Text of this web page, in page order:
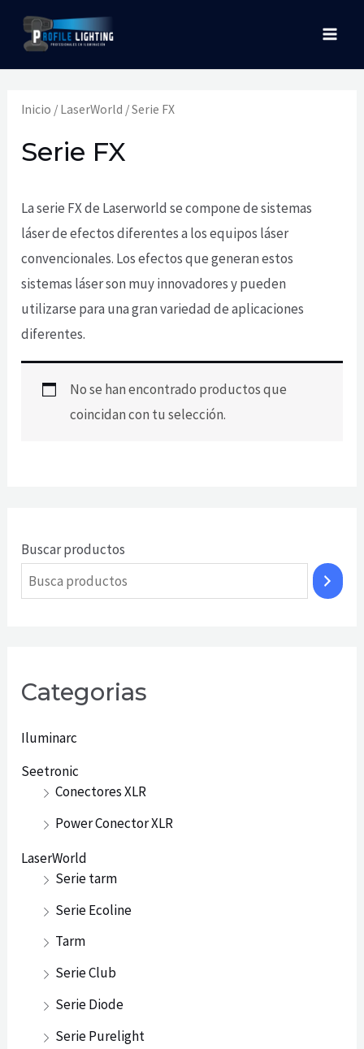
Buscar productos
Categorias
Iluminarc
Seetronic
Conectores XLR
Power Conector XLR
LaserWorld
Serie tarm
Serie Ecoline
Tarm
Serie Club
Serie Diode
Serie Purelight
Inicio / LaserWorld / Serie FX
Serie FX
La serie FX de Laserworld se compone de sistemas
láser de efectos diferentes a los equipos láser
convencionales. Los efectos que generan estos
sistemas láser son muy innovadores y pueden
utilizarse para una gran variedad de aplicaciones
diferentes.
No se han encontrado productos que
coincidan con tu selección.